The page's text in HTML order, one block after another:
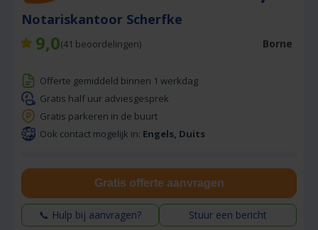
Notariskantoor Scherfke
9,0(41 beoordelingen) Borne
Offerte gemiddeld binnen 1 werkdag
Gratis half uur adviesgesprek
Gratis parkeren in de buurt
Ook contact mogelijk in: Engels, Duits
Gratis offerte aanvragen
📞 Hulp bij aanvragen? Stuur een bericht